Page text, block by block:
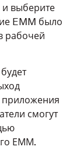
и выберите
EMM было
рабочей
приложения
смогут
ЕММ.